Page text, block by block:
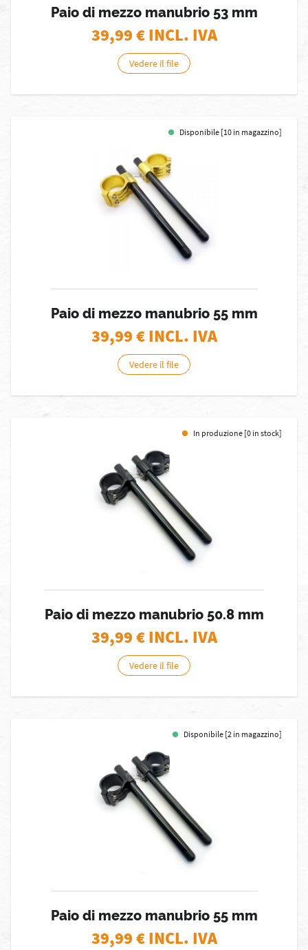
Paio di mezzo manubrio 53 mm
39,99€ INCL. IVA
Vedere il file
Disponibile [10 in magazzino]
Paio di mezzo manubrio 55 mm
39,99€ INCL. IVA
Vedere il file
In produzione [0 in stock]
Paio di mezzo manubrio 50.8 mm
39,99€ INCL. IVA
Vedere il file
Disponibile [2 in magazzino]
Paio di mezzo manubrio 55 mm
39,99€ INCL. IVA